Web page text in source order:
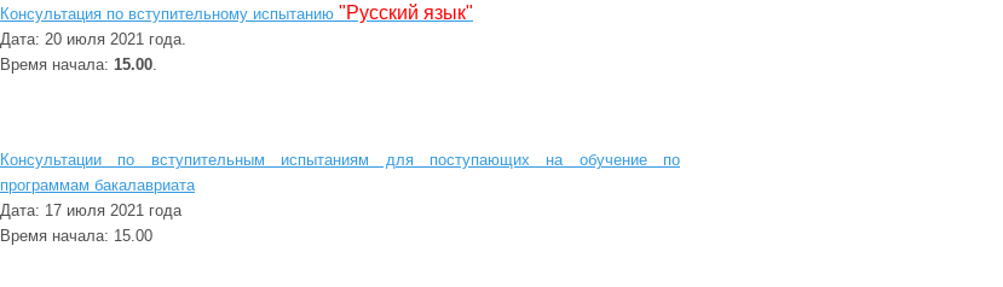
Консультация по вступительному испытанию "Русский язык"
Дата: 20 июля 2021 года.
Время начала: 15.00
Консультации по вступительным испытаниям для поступающих на обучение по
программам бакалавриата
Дата: 17 июля 2021 года
Время начала: 15.00